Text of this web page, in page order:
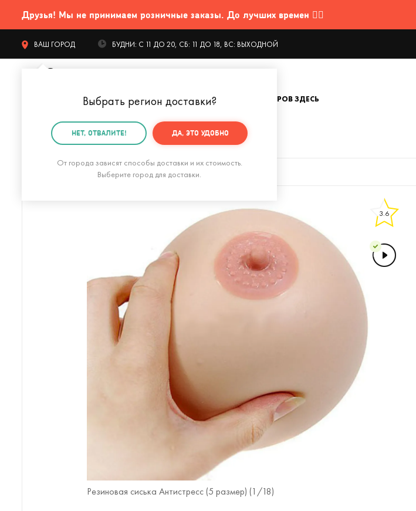
Друзья! Мы не принимаем розничные заказы. До лучших времен 🤷‍♂️
ВАШ ГОРОД
Выбрать регион доставки?
НЕТ, ОТВАЛИТЕ! ДА, ЭТО УДОБНО
От города зависят способы доставки и их стоимость.
Выберите город для доставки.
БУДНИ: С 11 ДО 20, СБ: 11 ДО 18, ВС: ВЫХОДНОЙ
КАТАЛОГ ТОВАРОВ ЗДЕСЬ
Главная 18+ Резиновая сиська Антистресс (5 размер)
3.6
Резиновая сиська Антистресс (5 размер) (1 /18)